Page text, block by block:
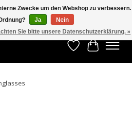
Viking Obstacle Run!
Wunschzettel
Ihr
Zwecke um den Webshop zu verbessern.
Ja
Nein
Sie bitte unsere Datenschutzerklärung. »